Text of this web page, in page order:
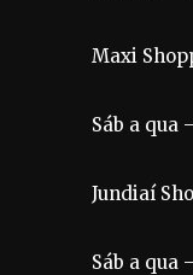
Maxi
Sáb a qua
Jundiaí
Sáb a qua